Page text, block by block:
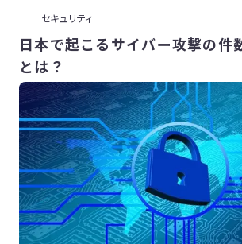
セキュリティ
日本で起こるサイバー攻撃の件
とは？